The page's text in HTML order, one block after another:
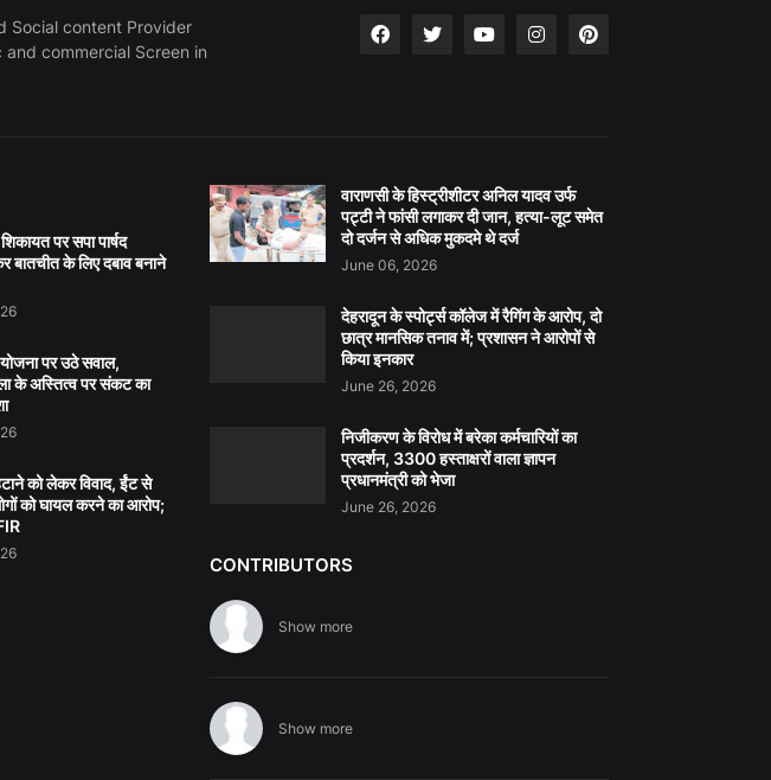
Social content Provider
commercial Screen in
पर सपा पार्षद
बातचीत के लिए दबाव बनाने
पर उठे सवाल,
के अस्तित्व पर संकट का
को लेकर विवाद, ईंट से
को घायल करने का आरोप;
वाराणसी के हिस्ट्रीशीटर अनिल यादव उर्फ
पट्टी ने फांसी लगाकर दी जान, हत्या-लूट समेत
दो दर्जन से अधिक मुकदमे थे दर्ज
June 06, 2026
देहरादून के स्पोर्ट्स कॉलेज में रैगिंग के आरोप, दो
छात्र मानसिक तनाव में; प्रशासन ने आरोपों से
किया इनकार
June 26, 2026
निजीकरण के विरोध में बरेका कर्मचारियों का
प्रदर्शन, 3300 हस्ताक्षरों वाला ज्ञापन
प्रधानमंत्री को भेजा
June 26, 2026
CONTRIBUTORS
Show more
Show more